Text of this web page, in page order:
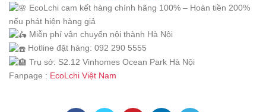
EcoLchi cam kết hàng chính hãng 100% – Hoàn tiền 200%
nếu phát hiện hàng giả
Miễn phí vận chuyển nội thành Hà Nội
Hotline đặt hàng: 092 290 5555
Trụ sở: S2.12 Vinhomes Ocean Park Hà Nội
Fanpage : EcoLchi Việt Nam